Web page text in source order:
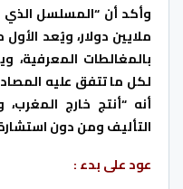
ملايين دولار، ويُعد
بالمغالطات المعرفية،
لكل ما تتفق عليه
أنه “أنتج خارج
التأليف ومن دون
عود على بدء :